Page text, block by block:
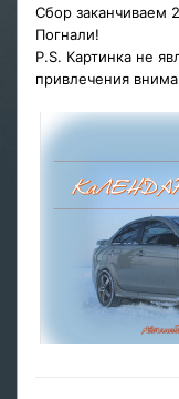
Сбор заканчиваем
Погнали!
P.S. Картинка не
привлечения